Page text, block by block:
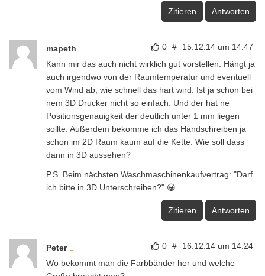
Zitieren Antworten
0 # 15.12.14 um 14:47
mapeth
Kann mir das auch nicht wirklich gut vorstellen. Hängt ja
auch irgendwo von der Raumtemperatur und eventuell
vom Wind ab, wie schnell das hart wird. Ist ja schon bei
nem 3D Drucker nicht so einfach. Und der hat ne
Positionsgenauigkeit der deutlich unter 1 mm liegen
sollte. Außerdem bekomme ich das Handschreiben ja
schon im 2D Raum kaum auf die Kette. Wie soll dass
dann in 3D aussehen?
P.S. Beim nächsten Waschmaschinenkaufvertrag: "Darf
ich bitte in 3D Unterschreiben?" 😀
Zitieren Antworten
0 # 16.12.14 um 14:24
Peter
Wo bekommt man die Farbbänder her und welche